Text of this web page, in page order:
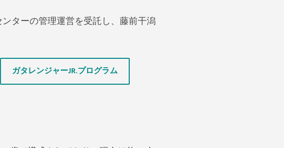
ターの管理運営を受託し、藤前干潟
ガタレンジャーJR.プログラム